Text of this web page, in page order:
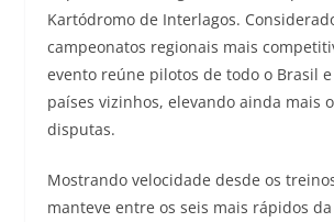
Kartódromo de Interlagos.
campeonatos regionais mais
evento reúne pilotos de todo o Brasil
países vizinhos, elevando ainda mais
disputas.
Mostrando velocidade desde os
manteve entre os seis mais rápidos